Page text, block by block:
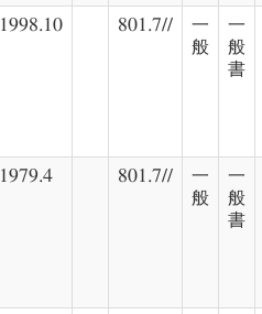
1998.10 801.7//
一
般
一
般
書
1979.4 801.7//
一
般
一
般
書